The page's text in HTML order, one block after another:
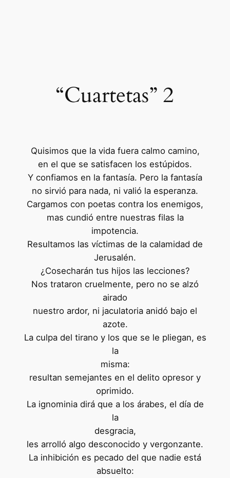
“Cuartetas” 2
Quisimos que la vida fuera calmo camino,
en el que se satisfacen los estúpidos.
Y confiamos en la fantasía. Pero la fantasía
no sirvió para nada, ni valió la esperanza.
Cargamos con poetas contra los enemigos,
mas cundió entre nuestras filas la
impotencia.
Resultamos las víctimas de la calamidad de
Jerusalén.
¿Cosecharán tus hijos las lecciones?
Nos trataron cruelmente, pero no se alzó
airado
nuestro ardor, ni jaculatoria anidó bajo el
azote.
La culpa del tirano y los que se le pliegan, es
la
misma:
resultan semejantes en el delito opresor y
oprimido.
La ignominia dirá que a los árabes, el día de
la
desgracia,
les arrolló algo desconocido y vergonzante.
La inhibición es pecado del que nadie está
absuelto: